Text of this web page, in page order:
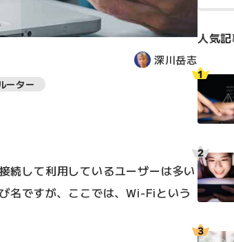
深川岳志
ーター
続して利用しているユーザーは多い
名ですが、ここでは、Wi-Fiという
人気